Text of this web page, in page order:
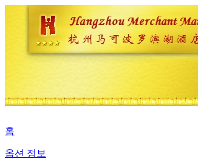
홈
옵션 정보